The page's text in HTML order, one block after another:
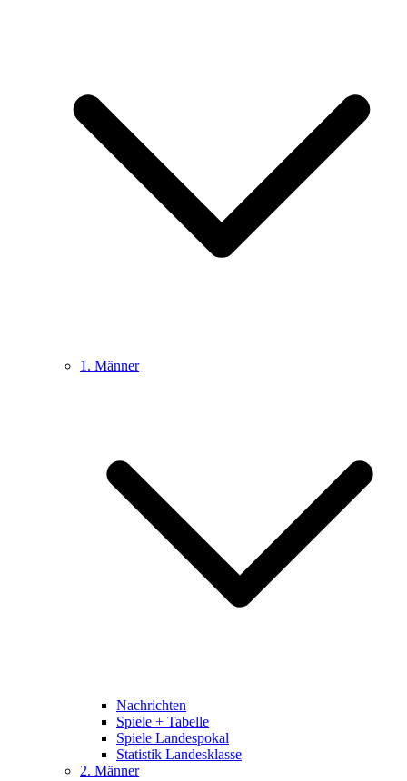
1. Männer
Nachrichten
Spiele + Tabelle
Spiele Landespokal
Statistik Landesklasse
2. Männer